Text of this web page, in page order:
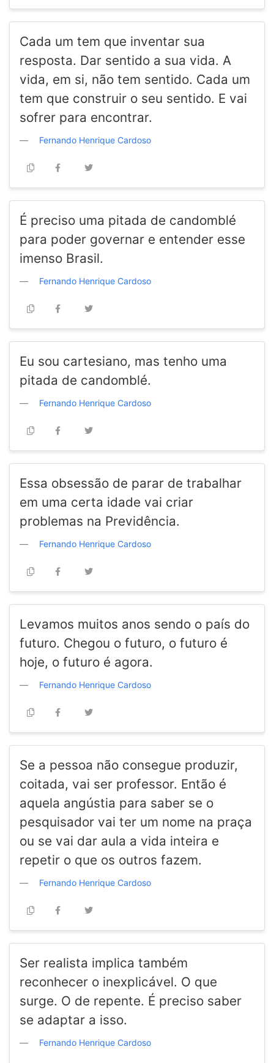
Cada um tem que inventar sua
resposta. Dar sentido a sua vida. A
vida, em si, não tem sentido. Cada um
tem que construir o seu sentido. E vai
sofrer para encontrar.
Fernando Henrique Cardoso
É preciso uma pitada de candomblé
para poder governar e entender esse
imenso Brasil.
Fernando Henrique Cardoso
Eu sou cartesiano, mas tenho uma
pitada de candomblé.
Fernando Henrique Cardoso
Essa obsessão de parar de trabalhar
em uma certa idade vai criar
problemas na Previdência.
Fernando Henrique Cardoso
Levamos muitos anos sendo o país do
futuro. Chegou o futuro, o futuro é
hoje, o futuro é agora.
Fernando Henrique Cardoso
Se a pessoa não consegue produzir,
coitada, vai ser professor. Então é
aquela angústia para saber se o
pesquisador vai ter um nome na praça
ou se vai dar aula a vida inteira e
repetir o que os outros fazem.
Fernando Henrique Cardoso
Ser realista implica também
reconhecer o inexplicável. O que
surge. O de repente. É preciso saber
se adaptar a isso.
Fernando Henrique Cardoso